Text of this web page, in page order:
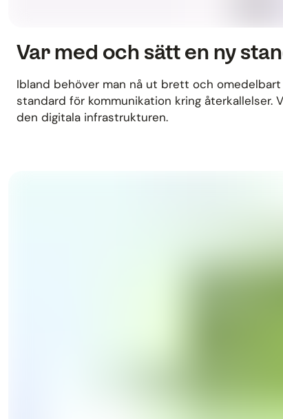
Var med och sätt en ny
Ibland behöver man nå ut brett och
standard för kommunikation kring
den digitala infrastrukturen.